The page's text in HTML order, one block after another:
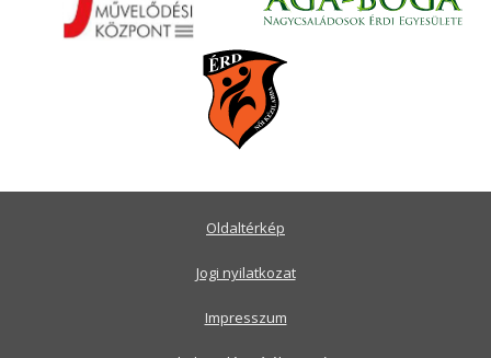
Oldaltérkép
Jogi nyilatkozat
Impresszum